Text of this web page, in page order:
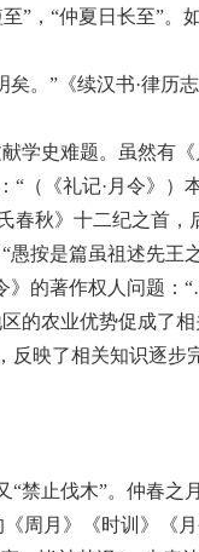
”，“仲夏日长至”。
。”《续汉书·律历
学史难题。虽然有
“（《礼记·月令》）
春秋》十二纪之首，
愚按是篇虽祖述先王
》的著作权人问题
的农业优势促成了
反映了相关知识逐步
“禁止伐木”。仲春之
周月》《时训》《